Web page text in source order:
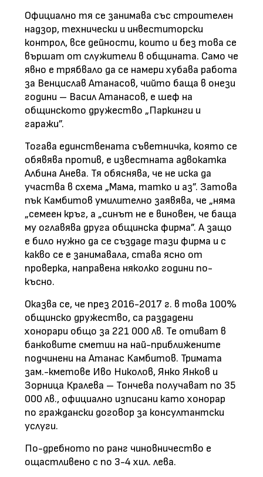
Официално тя се занимава със строителен
надзор, технически и инвеститорски
контрол, все дейности, които и без това се
вършат от служители в общината. Само че
явно е трябвало да се намери хубава работа
за Венцислав Атанасов, чийто баща в онези
години – Васил Атанасов, е шеф на
общинското дружество „Паркинги и
гаражи”.
Тогава единствената съветничка, която се
обявява против, е известната адвокатка
Албина Анева. Тя обяснява, че не иска да
участва в схема „Мама, татко и аз”. Затова
пък Камбитов умилително заявява, че „няма
„семеен кръг, а „синът не е виновен, че баща
му оглавява друга общинска фирма”. А защо
е било нужно да се създаде тази фирма и с
какво се е занимавала, става ясно от
проверка, направена няколко години по-
късно.
Оказва се, че през 2016-2017 г. в това 100%
общинско дружество, са раздадени
хонорари общо за 221 000 лв. Те отиват в
банковите сметuи на най-приближените
подчинени на Атанас Камбитов. Тримата
зам.-кметове Иво Николов, Янко Янков и
Зорница Кралева – Тончева получават по 35
000 лв., официално изписани като хонорар
по граждански договор за консултантски
услуги.
По-дребното по ранг чиновничество е
ощастливено с по 3-4 хил. лева.